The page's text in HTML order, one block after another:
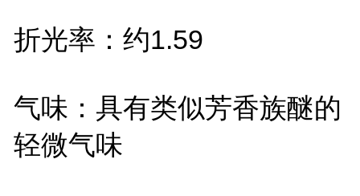
折光率：约1.59
气味：具有类似芳香族醚的
轻微气味